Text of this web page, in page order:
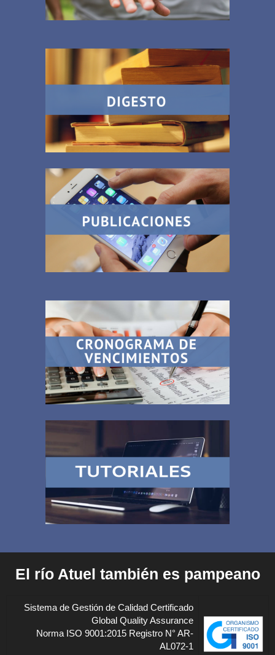
El río Atuel también es pampeano
Sistema de Gestión de Calidad Certificado
Global Quality Assurance
Norma ISO 9001:2015 Registro N° AR-
AL072-1